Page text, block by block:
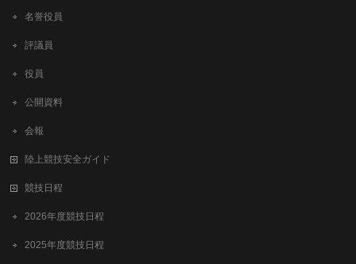
名誉役員
評議員
役員
公開資料
会報
陸上競技安全ガイド
競技日程
2026年度競技日程
2025年度競技日程